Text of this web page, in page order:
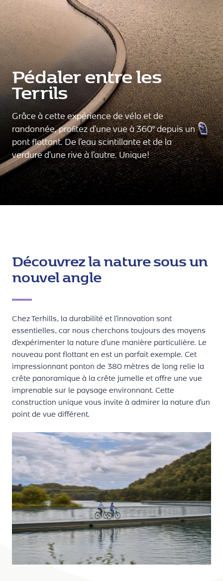
Pédaler entre les
Terrils
Grâce à cette expérience de vélo et de
randonnée, profitez d’une vue à 360° depuis un
pont flottant. De l’eau scintillante et de la
verdure d’une rive à l’autre. Unique!
Découvrez la nature sous un
nouvel angle
Chez Terhills, la durabilité et l’innovation sont
essentielles, car nous cherchons toujours des moyens
d’expérimenter la nature d’une manière particulière. Le
nouveau pont flottant en est un parfait exemple. Cet
impressionnant ponton de 380 mètres de long relie la
crête panoramique à la crête jumelle et offre une vue
imprenable sur le paysage environnant. Cette
construction unique vous invite à admirer la nature d’un
point de vue différent.